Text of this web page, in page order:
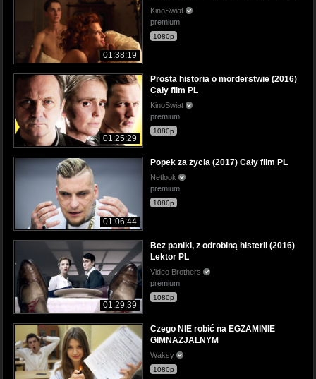
01:38:19
KinoSwiat
premium
1080p
01:25:29
Prosta historia o morderstwie (2016)
Cały film PL
KinoSwiat
premium
1080p
01:06:44
Popek za życia (2017) Cały film PL
Netlook
premium
1080p
01:29:39
Bez paniki, z odrobiną histerii (2016)
Lektor PL
Video Brothers
premium
1080p
Czego NIE robić na EGZAMINIE
GIMNAZJALNYM
Waksy
1080p